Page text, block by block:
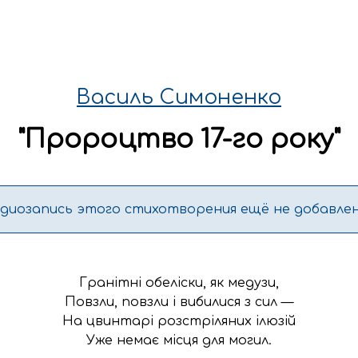
Василь Симоненко
"Пророцтво 17-го року"
этого стихотворения ещё не
Гранітні обеліски, як медузи,
Повзли, повзли і вибилися з сил —
На цвинтарі розстріляних ілюзій
Уже немає місця для могил.